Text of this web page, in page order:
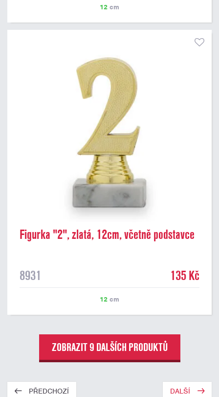
12 cm
Figurka "2", zlatá, 12cm, včetně podstavce
8931 135 Kč
12 cm
ZOBRAZIT 9 DALŠÍCH PRODUKTŮ
PŘEDCHOZÍ DALŠÍ